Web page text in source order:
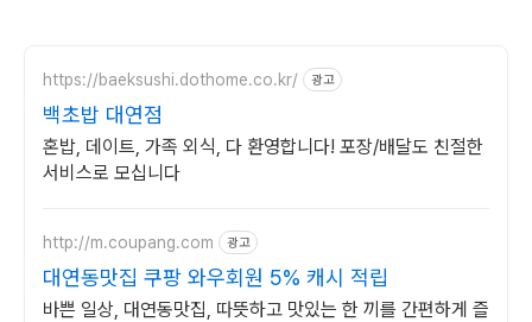
https://baeksushi.dothome.co.kr/ 광고
백초밥 대연점
혼밥, 데이트, 가족 외식, 다 환영합니다! 포장/배달도 친절한
서비스로 모십니다
http://m.coupang.com 광고
대연동맛집 쿠팡 와우회원 5% 캐시 적립
바쁜 일상, 대연동맛집, 따뜻하고 맛있는 한 끼를 간편하게 즐